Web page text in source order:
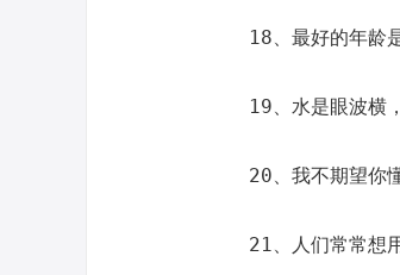
18、最好的年龄
19、水是眼波横
20、我不期望你
21、人们常常想